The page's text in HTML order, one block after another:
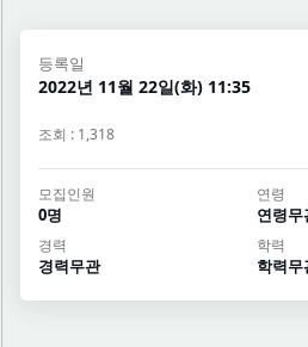
등록일
2022년 11월 22일(화) 11:35
조회 : 1,318
모집인원
0명
연령
연령무
경력
경력무관
학력
학력무